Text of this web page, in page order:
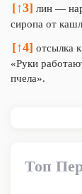
[↑3] лин —
сиропа от
[↑4] отсылка
«Руки
пчела».
Топ